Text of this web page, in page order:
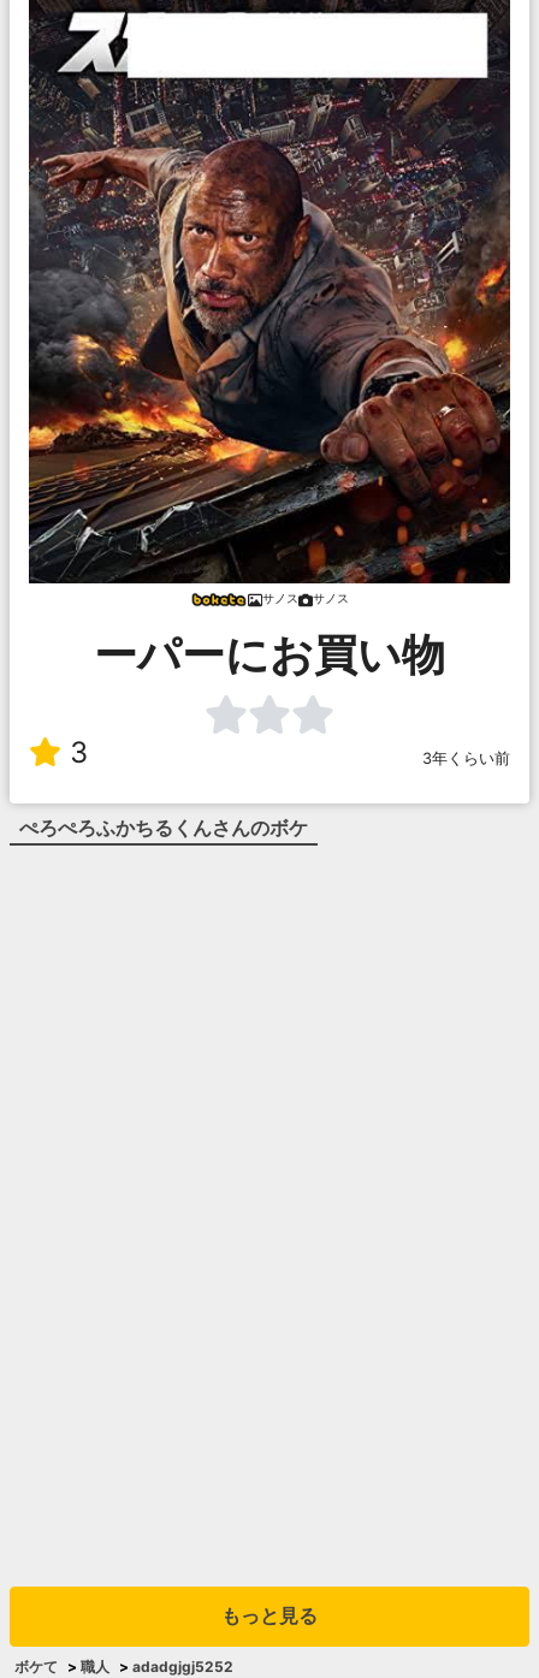
サノス サノス
ーパーにお買い物
3 3年くらい前
ぺろぺろふかちるくんさんのボケ
もっと見る
ボケて > 職人 > adadgjgj5252